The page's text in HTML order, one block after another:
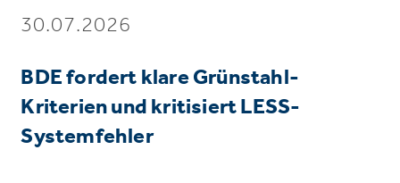
30.07.2026
BDE fordert klare Grünstahl-
Kriterien und kritisiert LESS-
Systemfehler